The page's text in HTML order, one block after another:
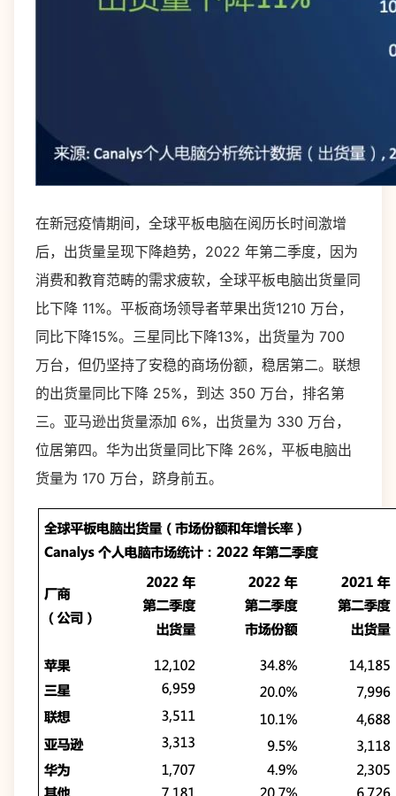
在新冠疫情期间，全球平板电脑在阅历长时间激增
后，出货量呈现下降趋势，2022 年第二季度，因为
消费和教育范畴的需求疲软，全球平板电脑出货量同
比下降 11%。平板商场领导者苹果出货1210 万台，
同比下降15%。三星同比下降13%，出货量为 700
万台，但仍坚持了安稳的商场份额，稳居第二。联想
的出货量同比下降 25%，到达 350 万台，排名第
三。亚马逊出货量添加 6%，出货量为 330 万台，
位居第四。华为出货量同比下降 26%，平板电脑出
货量为 170 万台，跻身前五。